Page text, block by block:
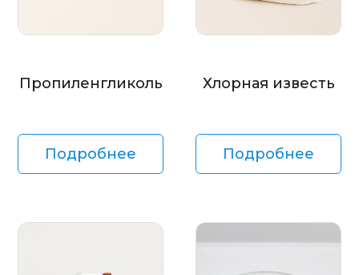
Пропиленгликоль
Подробнее
Хлорная известь
Подробнее